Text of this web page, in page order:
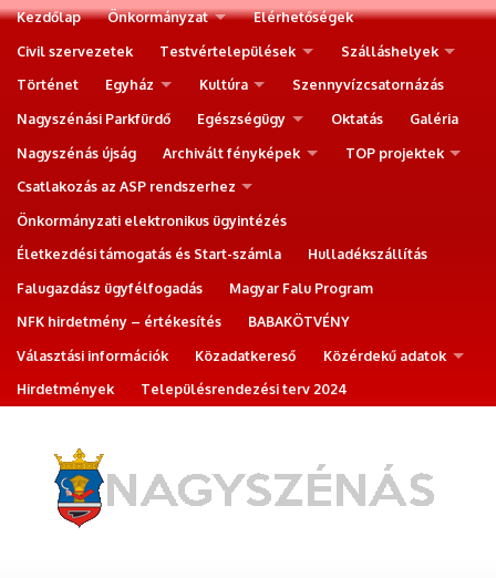
Kezdőlap Önkormányzat
Elérhetőségek
Civil szervezetek
Testvértelepülések
Szálláshelyek
Történet
Egyház Kultúra
Szennyvízcsatornázás
Nagyszénási Parkfürdő
Egészségügy Oktatás
Galéria
Nagyszénás újság
Archivált fényképek
TOP projektek
Csatlakozás az ASP rendszerhez
Önkormányzati elektronikus ügyintézés
Életkezdési támogatás és Start-számla
Hulladékszállítás
Falugazdász ügyfélfogadás
Magyar Falu Program
NFK hirdetmény – értékesítés
BABAKÖTVÉNY
Választási információk
Közadatkereső
Közérdekű adatok
Hirdetmények
Településrendezési terv 2024